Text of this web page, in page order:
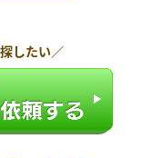
したい／